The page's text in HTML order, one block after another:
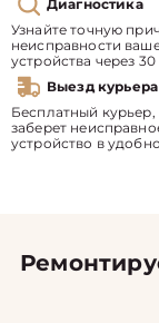
Диагностика
Узнайте точную
неисправности
устройства через
Выезд курьера
Бесплатный
заберет
устройство в